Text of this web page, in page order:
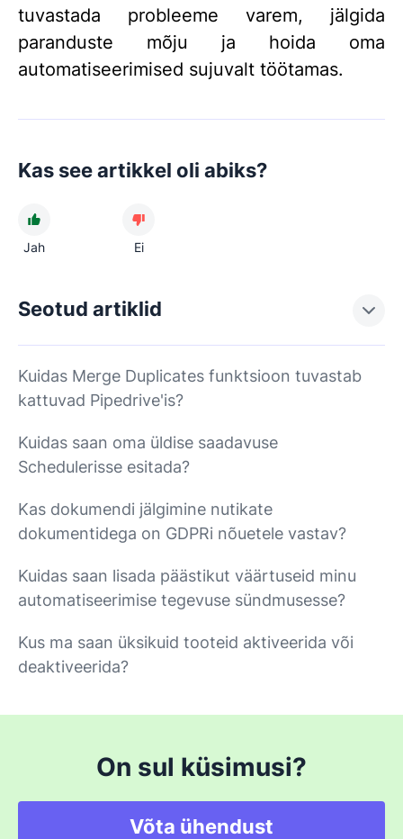
tuvastada probleeme varem, jälgida
paranduste mõju ja hoida oma
automatiseerimised sujuvalt töötamas.
Kas see artikkel oli abiks?
Jah Ei
Seotud artiklid
Kuidas Merge Duplicates funktsioon tuvastab
kattuvad Pipedrive'is?
Kuidas saan oma üldise saadavuse
Schedulerisse esitada?
Kas dokumendi jälgimine nutikate
dokumentidega on GDPRi nõuetele vastav?
Kuidas saan lisada päästikut väärtuseid minu
automatiseerimise tegevuse sündmusesse?
Kus ma saan üksikuid tooteid aktiveerida või
deaktiveerida?
On sul küsimusi?
Võta ühendust